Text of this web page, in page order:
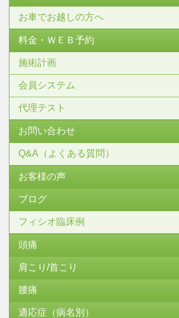
お車でお越しの方へ
料金・ＷＥＢ予約
施術計画
会員システム
代理テスト
お問い合わせ
Q&A（よくある質問）
お客様の声
ブログ
フィシオ臨床例
頭痛
肩こり/首こり
腰痛
適応症（病名別）